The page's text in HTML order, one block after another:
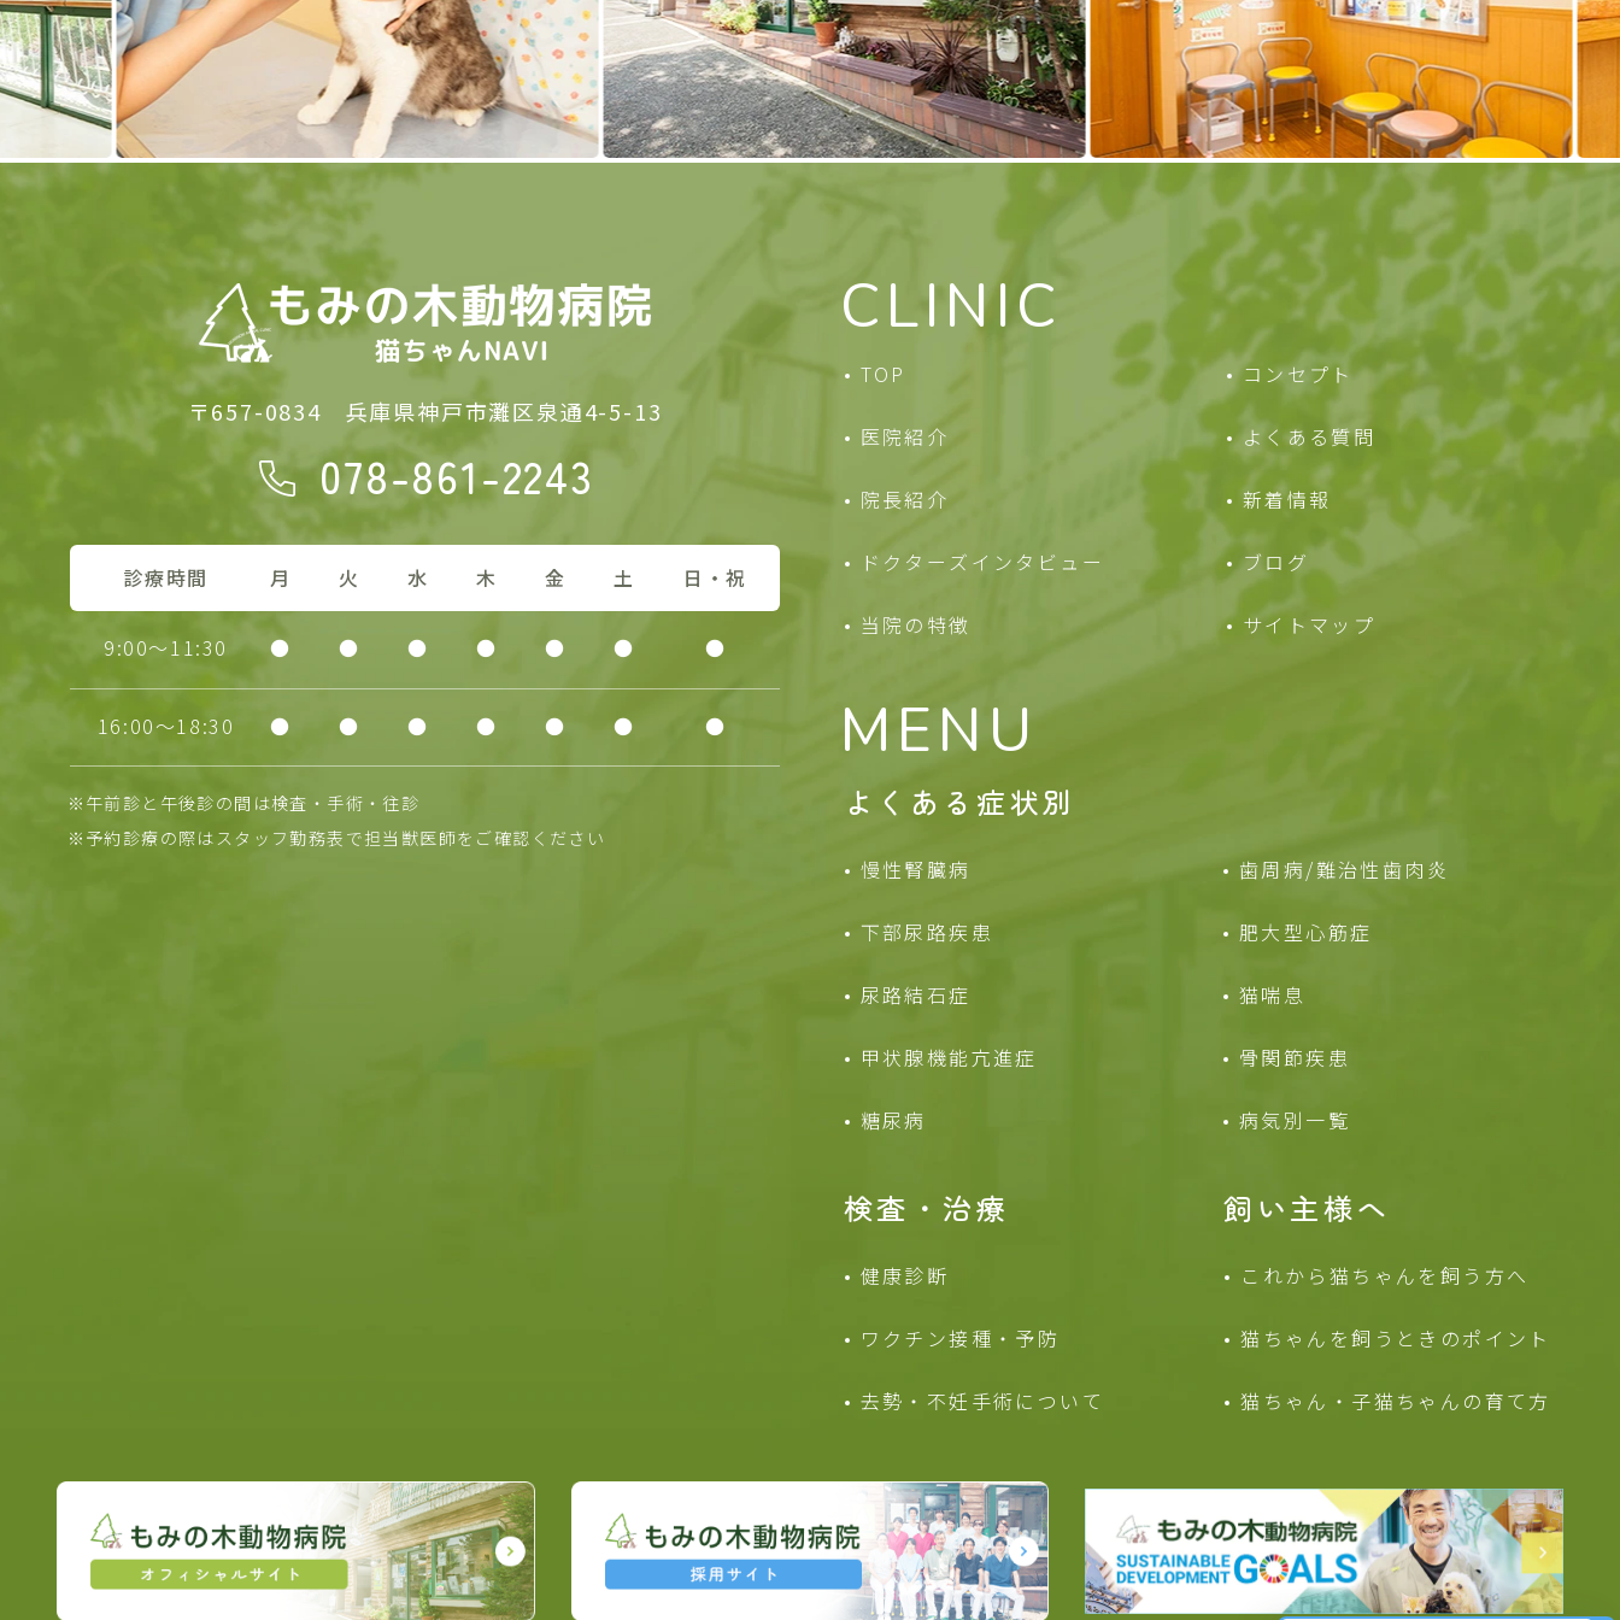
〒657-0834 兵庫県神戸市灘区泉通4-5-13
078-861-2243
診療時間 月 火 水 木 金 土 日・祝
9:00～11:30 ● ● ● ● ● ● ●
16:00～18:30 ● ● ● ● ● ● ●
※午前診と午後診の間は検査・手術・往診
※予約診療の際はスタッフ勤務表で担当獣医師をご確認ください
CLINIC
TOP
医院紹介
院長紹介
ドクターズインタビュー
当院の特徴
コンセプト
よくある質問
新着情報
ブログ
サイトマップ
MENU
よくある症状別
慢性腎臓病
下部尿路疾患
尿路結石症
甲状腺機能亢進症
糖尿病
歯周病/難治性歯肉炎
肥大型心筋症
猫喘息
骨関節疾患
病気別一覧
検査・治療
健康診断
ワクチン接種・予防
去勢・不妊手術について
飼い主様へ
これから猫ちゃんを 飼う方へ
猫ちゃんを飼うときのポイント
猫ちゃん・子猫ちゃんの育て方